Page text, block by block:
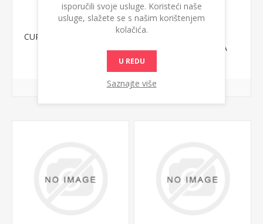
CURAPROX PERIO PLUS
INTERDENTALNA
isporučili svoje usluge. Koristeći naše
usluge, slažete se s našim korištenjem
kolačića.
U REDU
Saznajte više